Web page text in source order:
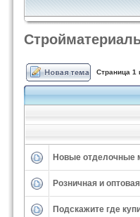
Страница 1
Новые отделочные
Розничная и
Подскажите где